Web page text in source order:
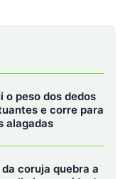
que abriga uma
e o Cerrado, a
ambientais e o
árvore
ativo de gavião-real.